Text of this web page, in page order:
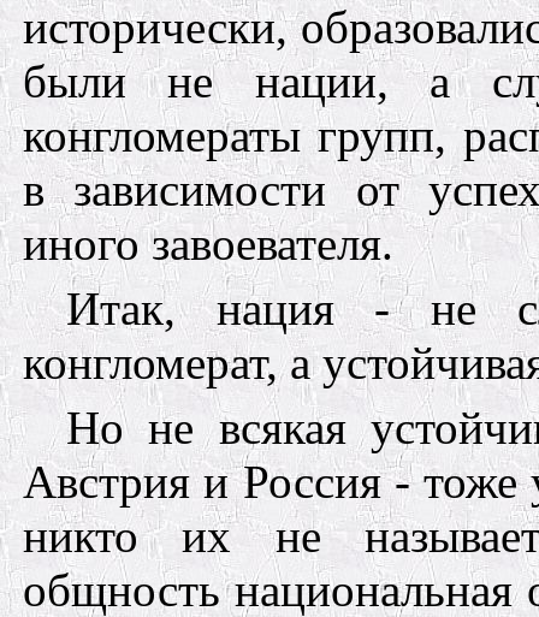
исторически,
были не нации, а
конгломераты групп,
в зависимости от
иного завоевателя.
Итак, нация - не
конгломерат, а
Но не всякая
Австрия и Россия -
никто их не
общность национальная